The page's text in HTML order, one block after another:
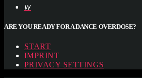
ARE YOU READY FOR A DANCE OVERDOSE?
START
IMPRINT
PRIVACY SETTINGS